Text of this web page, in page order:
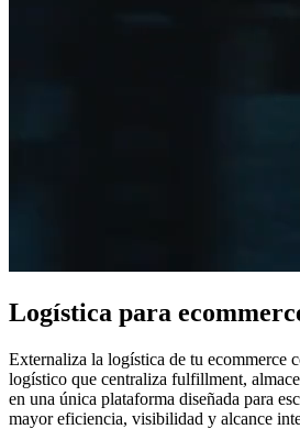
Logística para
Externaliza la logística de tu ecommerce
logístico que centraliza fulfillment,
en una única plataforma diseñada para
mayor eficiencia, visibilidad y alcance